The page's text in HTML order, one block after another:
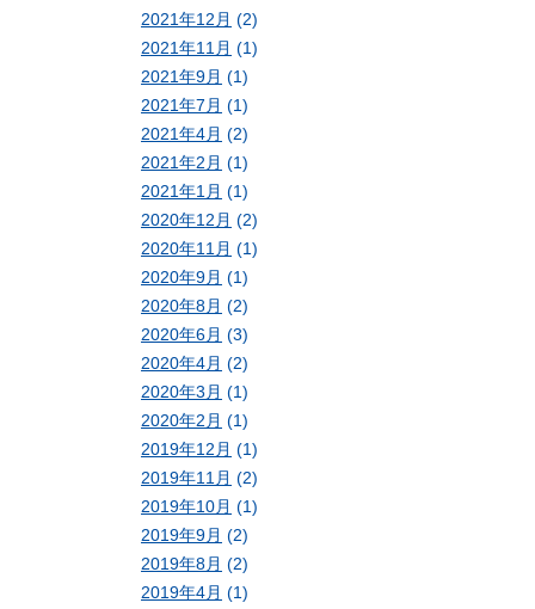
2021年12月 (2)
2021年11月 (1)
2021年9月 (1)
2021年7月 (1)
2021年4月 (2)
2021年2月 (1)
2021年1月 (1)
2020年12月 (2)
2020年11月 (1)
2020年9月 (1)
2020年8月 (2)
2020年6月 (3)
2020年4月 (2)
2020年3月 (1)
2020年2月 (1)
2019年12月 (1)
2019年11月 (2)
2019年10月 (1)
2019年9月 (2)
2019年8月 (2)
2019年4月 (1)